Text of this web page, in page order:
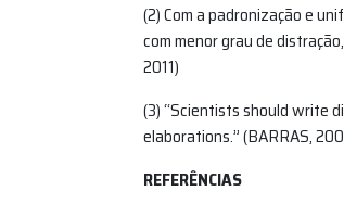
(2) Com a padronização e
com menor grau de
2011)
(3) “Scientists should write
elaborations.” (BARRAS,
REFERÊNCIAS